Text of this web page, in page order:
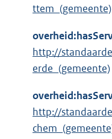
ttem_(gemeente)
http://
erde_(gemeente)
http://